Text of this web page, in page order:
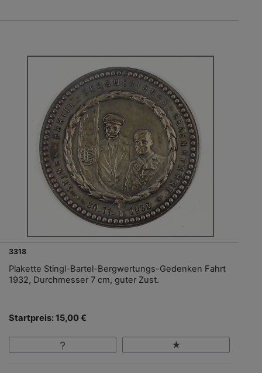
3318
Plakette Stingl-Bartel-Bergwertungs-Gedenken Fahrt
1932, Durchmesser 7 cm, guter Zust.
Startpreis: 15,00 €